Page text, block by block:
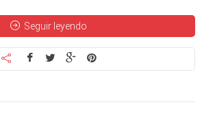
Seguir leyendo